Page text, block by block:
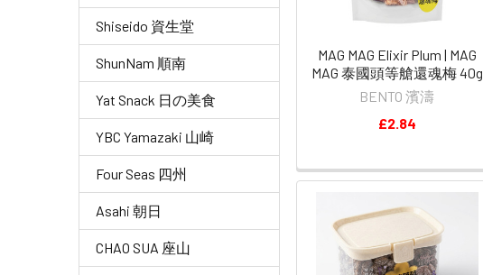
Shiseido 資生堂
ShunNam 順南
Yat Snack 日の美食
YBC Yamazaki 山崎
Four Seas 四州
Asahi 朝日
CHAO SUA 座山
MAG MAG Elixir Plum | MAG
MAG 泰國頭等艙還魂梅 40g
BENTO 濱濤
£2.84